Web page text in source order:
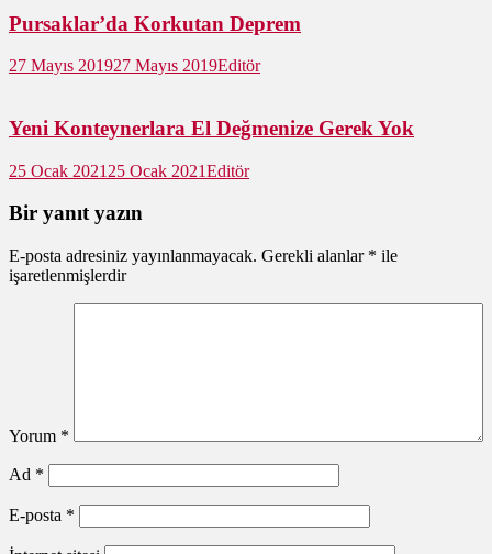
Pursaklar’da Korkutan Deprem
27 Mayıs 201927 Mayıs 2019Editör
Yeni Konteynerlara El Değmenize Gerek Yok
25 Ocak 2021 25 Ocak 2021Editör
Bir yanıt yazın
E-posta adresiniz yayınlanmayacak. Gerekli alanlar * ile
işaretlenmişlerdir
Yorum *
Ad *
E-posta *